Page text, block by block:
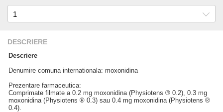
DESCRIERE
Descriere
Denumire comuna internationala: moxonidina
Prezentare farmaceutica:
Comprimate filmate a 0.2 mg moxonidina (Physiotens ® 0.2), 0.3 mg
moxonidina (Physiotens ® 0.3) sau 0.4 mg moxonidina (Physiotens ®
0.4).